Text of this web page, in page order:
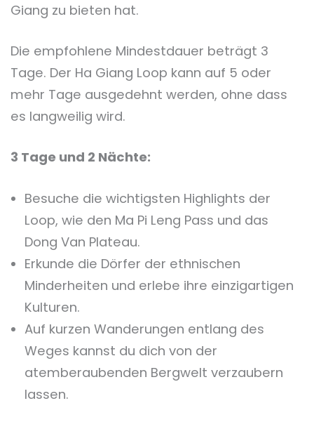
Giang zu bieten hat.
Die empfohlene Mindestdauer beträgt 3
Tage. Der Ha Giang Loop kann auf 5 oder
mehr Tage ausgedehnt werden, ohne dass
es langweilig wird.
3 Tage und 2 Nächte:
Besuche die wichtigsten Highlights der
Loop, wie den Ma Pi Leng Pass und das
Dong Van Plateau.
Erkunde die Dörfer der ethnischen
Minderheiten und erlebe ihre einzigartigen
Kulturen.
Auf kurzen Wanderungen entlang des
Weges kannst du dich von der
atemberaubenden Bergwelt verzaubern
lassen.